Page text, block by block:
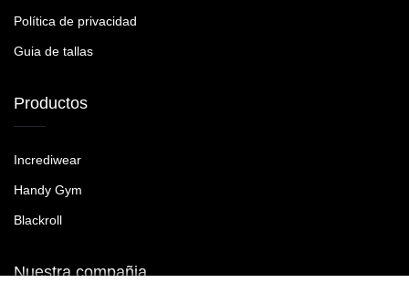
Política de privacidad
Guia de tallas
Productos
Incrediwear
Handy Gym
Blackroll
Nuestra compañia